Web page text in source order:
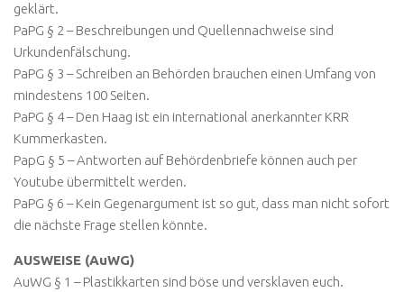
geklärt.
PaPG § 2 – Beschreibungen und Quellennachweise sind
Urkundenfälschung.
PaPG § 3 – Schreiben an Behörden brauchen einen Umfang von
mindestens 100 Seiten.
PaPG § 4 – Den Haag ist ein international anerkannter KRR
Kummerkasten.
PapG § 5 – Antworten auf Behördenbriefe können auch per
Youtube übermittelt werden.
PaPG § 6 – Kein Gegenargument ist so gut, dass man nicht sofort
die nächste Frage stellen könnte.
AUSWEISE (AuWG)
AuWG § 1 – Plastikkarten sind böse und versklaven euch.